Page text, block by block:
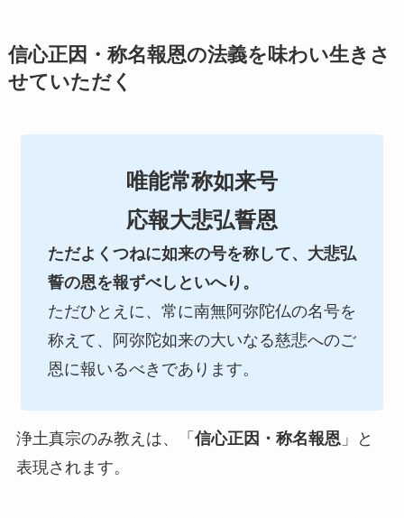
信心正因・称名報恩の法義を味わい生きさ
せていただく
唯能常称如来号
応報大悲弘誓恩
ただよくつねに如来の号を称して、大悲弘
誓の恩を報ずべしといへり。
ただひとえに、常に南無阿弥陀仏の名号を
称えて、阿弥陀如来の大いなる慈悲へのご
恩に報いるべきであります。
浄土真宗のみ教えは、「 信心正因・称名報恩」と
表現されます。